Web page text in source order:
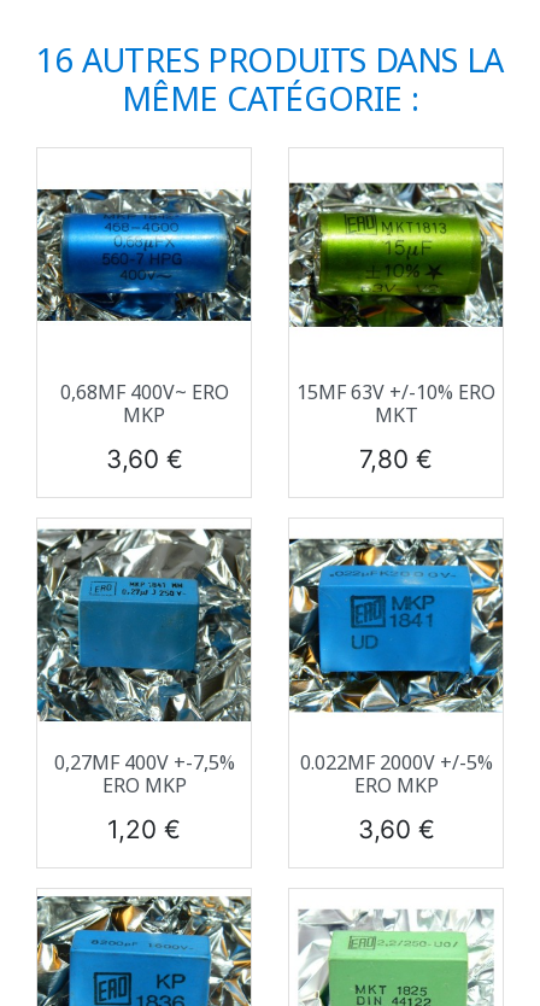
16 AUTRES PRODUITS DANS LA
MÊME CATÉGORIE :
0,68ΜF 400V~ ERO
MKP
Prix
3,60 €
15ΜF 63V +/-10% ERO
MKT
Prix
7,80 €
0,27ΜF 400V +-7,5%
ERO MKP
Prix
1,20 €
0.022ΜF 2000V +/-5%
ERO MKP
Prix
3,60 €